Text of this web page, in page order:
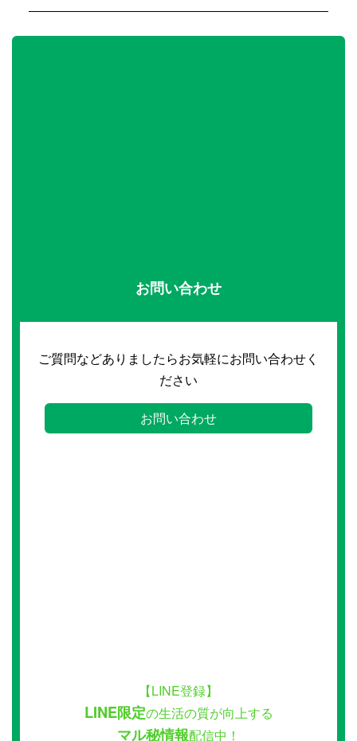
お問い合わせ
ご質問などありましたらお気軽にお問い合わせく
ださい
お問い合わせ
【LINE登録】
LINE限定の生活の質が向上する
マル秘情報配信中！